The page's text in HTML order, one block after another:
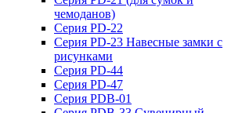
чемоданов)
Серия PD-22
Серия PD-23 Навесные замки с
рисунками
Серия PD-44
Серия PD-47
Серия PDB-01